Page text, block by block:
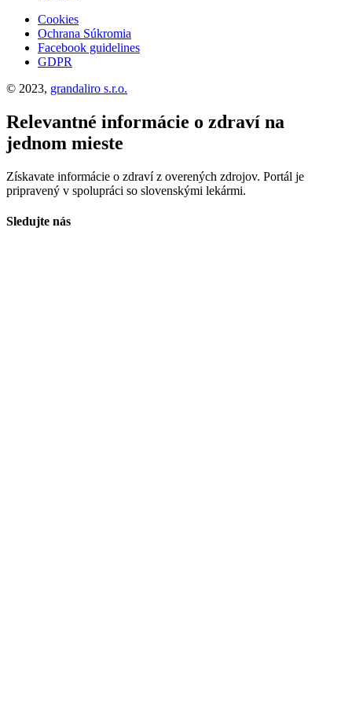
Cookies
Ochrana Súkromia
Facebook guidelines
GDPR
© 2023, grandaliro s.r.o.
Relevantné informácie o zdraví na
jednom mieste
Získavate informácie o zdraví z overených zdrojov. Portál je
pripravený v spolupráci so slovenskými lekármi.
Sledujte nás